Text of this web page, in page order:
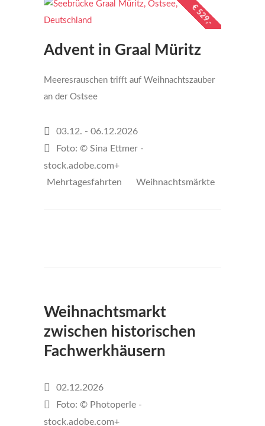
€ 529,-
Advent in Graal Müritz
Meeresrauschen trifft auf Weihnachtszauber
an der Ostsee
03.12. - 06.12.2026
Foto: © Sina Ettmer -
stock.adobe.com+
Mehrtagesfahrten
Weihnachtsmärkte
Weihnachtsmarkt
zwischen historischen
Fachwerkhäusern
02.12.2026
Foto: © Photoperle -
stock.adobe.com+